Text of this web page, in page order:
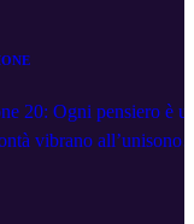
20: Ogni pensiero è
vibrano all’unisono,
frequenza.In questa
pensiero per manifestare
armonia. 🎧 Non